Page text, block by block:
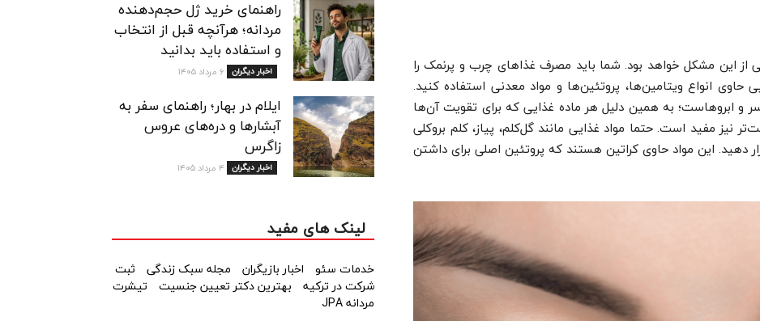
از این مشکل خواهد بود. شما باید مصرف غذاهای چرب و پرنمک را
حاوی انواع ویتامین‌ها، پروتئین‌ها و مواد معدنی استفاده کنید.
و ابروهاست؛ به همین دلیل هر ماده غذایی که برای تقویت آن‌ها
نیز مفید است. حتما مواد غذایی مانند گل‌کلم، پیاز، کلم بروکلی
دهید. این مواد حاوی کراتین هستند که پروتئین اصلی برای داشتن
راهنمای خرید ژل حجم‌دهنده
مردانه؛ هرآنچه قبل از انتخاب
و استفاده باید بدانید
اخبار دیگران ۶ مرداد ۱۴۰۵
ایلام در بهار؛ راهنمای سفر به
آبشارها و دره‌های عروس
زاگرس
اخبار دیگران ۴ مرداد ۱۴۰۵
لینک های مفید
خدمات سئو اخبار بازیگران مجله سبک زندگی
ثبت
شرکت در ترکیه
بهترین دکتر تعیین جنسیت
تیشرت
مردانه JPA